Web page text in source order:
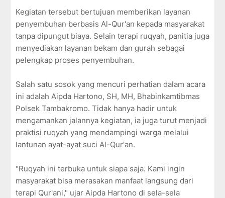
Kegiatan tersebut bertujuan memberikan layanan
penyembuhan berbasis Al-Qur'an kepada masyarakat
tanpa dipungut biaya. Selain terapi ruqyah, panitia juga
menyediakan layanan bekam dan gurah sebagai
pelengkap proses penyembuhan.
Salah satu sosok yang mencuri perhatian dalam acara
ini adalah Aipda Hartono, SH, MH, Bhabinkamtibmas
Polsek Tambakromo. Tidak hanya hadir untuk
mengamankan jalannya kegiatan, ia juga turut menjadi
praktisi ruqyah yang mendampingi warga melalui
lantunan ayat-ayat suci Al-Qur'an.
"Ruqyah ini terbuka untuk siapa saja. Kami ingin
masyarakat bisa merasakan manfaat langsung dari
terapi Qur'ani," ujar Aipda Hartono di sela-sela